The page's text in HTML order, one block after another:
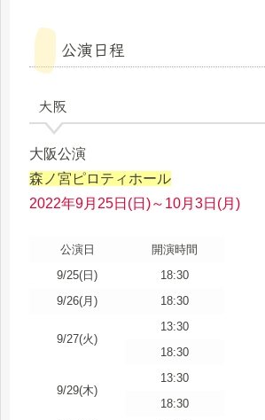
公演日程
大阪
大阪公演
森ノ宮ピロティホール
2022年9月25日(日)～10月3日(月)
公演日
開演時間
9/25(日)
18:30
9/26(月)
18:30
9/27(火)
13:30
18:30
9/29(木)
13:30
18:30